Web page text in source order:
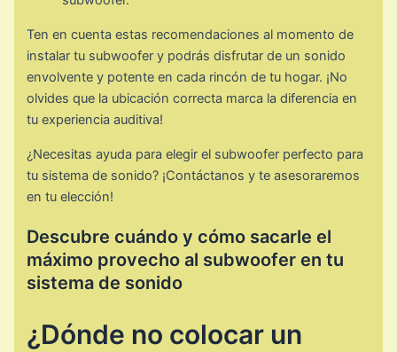
Ten en cuenta estas recomendaciones al momento de
instalar tu subwoofer y podrás disfrutar de un sonido
envolvente y potente en cada rincón de tu hogar. ¡No
olvides que la ubicación correcta marca la diferencia en
tu experiencia auditiva!
¿Necesitas ayuda para elegir el subwoofer perfecto para
tu sistema de sonido? ¡Contáctanos y te asesoraremos
en tu elección!
Descubre cuándo y cómo sacarle el
máximo provecho al subwoofer en tu
sistema de sonido
¿Dónde no colocar un